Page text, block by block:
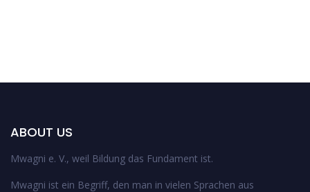
ABOUT US
Mwagni e. V., weil Bildung das Fundament ist.
Mwagni ist ein Begriff, den man in vielen Sprachen aus